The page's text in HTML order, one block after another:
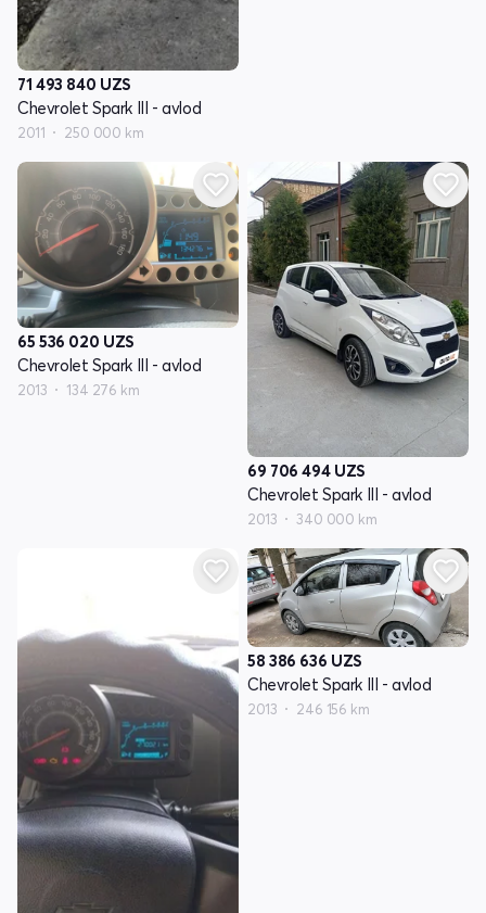
71 493 840 UZS
Chevrolet Spark III - avlod
2011 250 000 km
65 536 020 UZS
Chevrolet Spark III - avlod
2013 134 276 km
69 706 494 UZS
Chevrolet Spark III - avlod
2013 340 000 km
58 386 636 UZS
Chevrolet Spark III - avlod
2013 246 156 km